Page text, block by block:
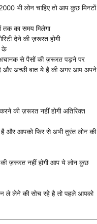
भी लोन चाहिए तो आप कुछ मिनटों
का समय मिलेगा
देने की ज़रूरत होगी
के
से पैसों की ज़रूरत पड़ने पर
है और अच्छी बात ये है की अगर आप अपने
की ज़रूरत नहीं होगी अतिरिक्त
है और आपको फिर से अभी तुरंत लोन की
ज़रूरत नहीं होगी आप ये लोन कुछ
ले लेने की सोच रहे है तो पहले आपको